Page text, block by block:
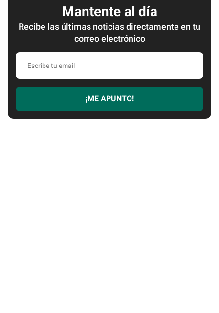
Mantente al día
Recibe las últimas noticias directamente en tu
correo electrónico
E
c
r
¡ME APUNTO!